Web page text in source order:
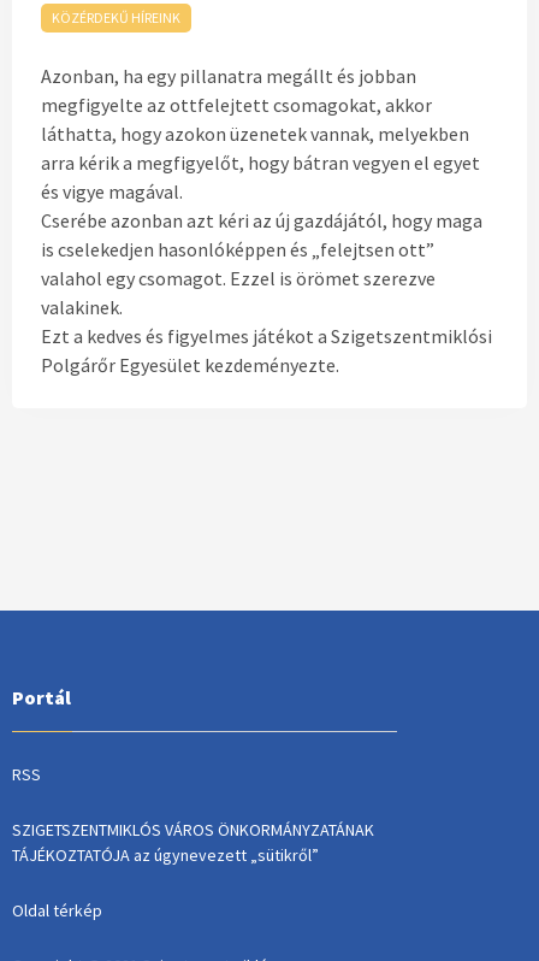
KÖZÉRDEKŰ HÍREINK
Azonban, ha egy pillanatra megállt és jobban
megfigyelte az ottfelejtett csomagokat, akkor
láthatta, hogy azokon üzenetek vannak, melyekben
arra kérik a megfigyelőt, hogy bátran vegyen el egyet
és vigye magával.
Cserébe azonban azt kéri az új gazdájától, hogy maga
is cselekedjen hasonlóképpen és „felejtsen ott”
valahol egy csomagot. Ezzel is örömet szerezve
valakinek.
Ezt a kedves és figyelmes játékot a Szigetszentmiklósi
Polgárőr Egyesület kezdeményezte.
Portál
RSS
SZIGETSZENTMIKLÓS VÁROS ÖNKORMÁNYZATÁNAK
TÁJÉKOZTATÓJA az úgynevezett „sütikről”
Oldal térkép